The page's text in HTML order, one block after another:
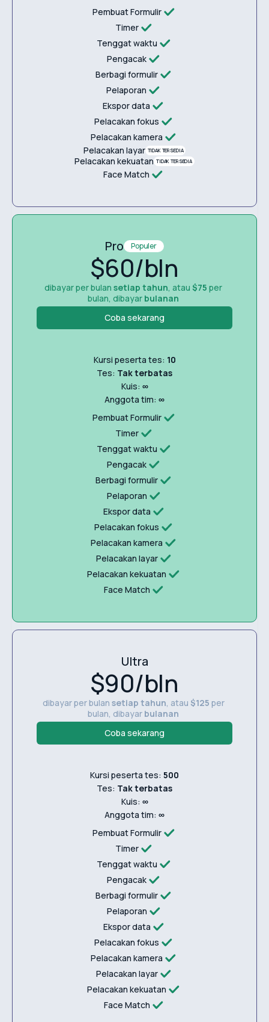
Pembuat Formulir
Timer
Tenggat waktu
Pengacak
Berbagi formulir
Pelaporan
Ekspor data
Pelacakan fokus
Pelacakan kamera
Pelacakan layar TIDAK TERSEDIA
Pelacakan kekuatan TIDAK TERSEDIA
Face Match
Pro Populer
$60/bln
dibayar per bulansetiap tahun, atau$75per
bulan, dibayar bulanan
Coba sekarang
Kursi peserta tes: 10
Tes: Tak terbatas
Kuis: ∞
Anggota tim: ∞
Pembuat Formulir
Timer
Tenggat waktu
Pengacak
Berbagi formulir
Pelaporan
Ekspor data
Pelacakan fokus
Pelacakan kamera
Pelacakan layar
Pelacakan kekuatan
Face Match
Ultra
$90/bln
dibayar per bulan setiap tahun, atau $125 per
bulan, dibayar bulanan
Coba sekarang
Kursi peserta tes: 500
Tes: Tak terbatas
Kuis: ∞
Anggota tim: ∞
Pembuat Formulir
Timer
Tenggat waktu
Pengacak
Berbagi formulir
Pelaporan
Ekspor data
Pelacakan fokus
Pelacakan kamera
Pelacakan layar
Pelacakan kekuatan
Face Match